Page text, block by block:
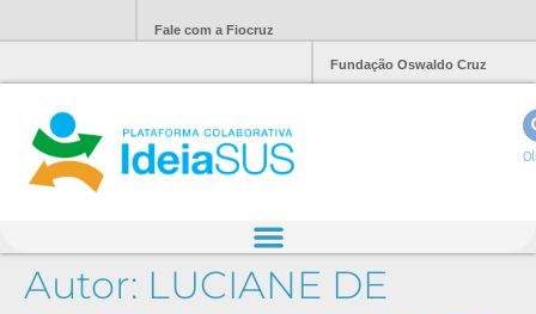
Fale com a Fiocruz
Fundação Oswaldo Cruz
Autor: LUCIANE DE